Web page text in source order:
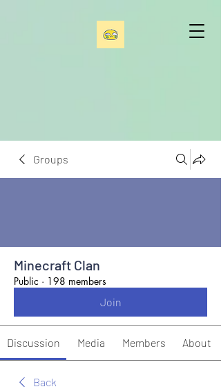
Groups
Minecraft Clan
Public · 198 members
Join
Discussion Media Members About
Back